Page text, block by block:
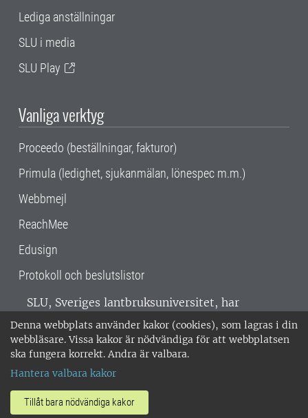
Denna webbplats använder kakor (cookies), som lagras i din
webbläsare. Vissa kakor är nödvändiga för att webbplatsen
ska fungera korrekt. Andra är valbara.
Hantera valbara kakor
Tillåt bara nödvändiga kakor
Lediga anställningar
SLU i media
SLU Play
Vanliga verktyg
Proceedo (beställningar, fakturor)
Primula (ledighet, sjukanmälan, lönespec m.m.)
Webbmejl
ReachMee
Edusign
Protokoll och beslutslistor
SLU, Sveriges lantbruksuniversitet, har
verksamhet över hela Sverige. Huvudorter är
Alnarp, Uppsala och Umeå.SLU är
miljöcertifierat enligt ISO 14001. •
018-67 10 00 • Org nr: 202100-2817 •
Om SLU:s webbplatser